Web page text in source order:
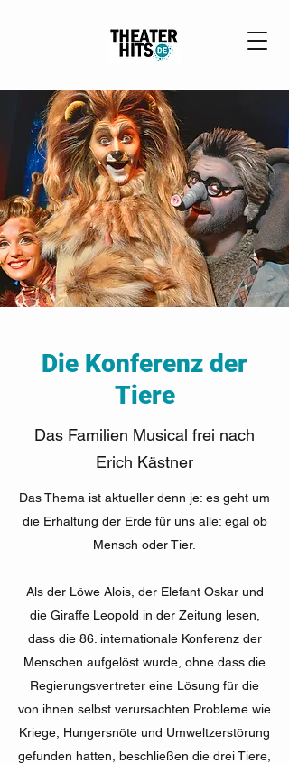
Die Konferenz der
Tiere
Das Familien Musical frei nach
Erich Kästner
Das Thema ist aktueller denn je: es geht um
die Erhaltung der Erde für uns alle: egal ob
Mensch oder Tier.
Als der Löwe Alois, der Elefant Oskar und
die Giraffe Leopold in der Zeitung lesen,
dass die 86. internationale Konferenz der
Menschen aufgelöst wurde, ohne dass die
Regierungsvertreter eine Lösung für die
von ihnen selbst verursachten Probleme wie
Kriege, Hungersnöte und Umweltzerstörung
gefunden hatten, beschließen die drei Tiere,